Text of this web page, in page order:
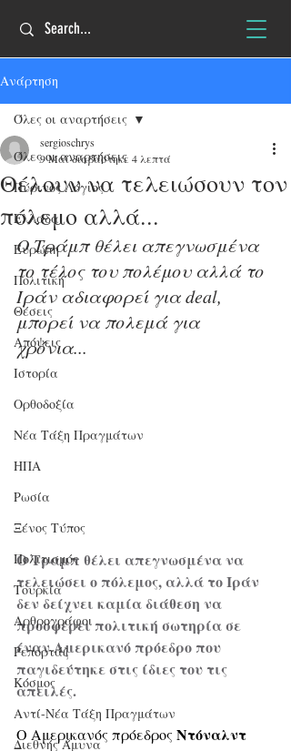
Ανάρτηση
Όλες οι αναρτήσεις
Πύρινος Λόγιος
Ελλάδα
Ευρώπη
Πολιτική
Θέσεις
Απόψεις
Ιστορία
Ορθοδοξία
Νέα Τάξη Πραγμάτων
ΗΠΑ
Ρωσία
Ξένος Τύπος
Πολιτισμός
Τουρκία
Αρθρογράφοι
Ρεπορτάζ
Κόσμος
Αντί-Νέα Τάξη Πραγμάτων
Διεθνής Άμυνα
Όλες οι αναρτήσεις
Θέλουν να τελειώσουν τον
πόλεμο αλλά...
sergioschrys
9 Μαΐδιαβάστηκε 4 λεπτά
Ο Tράμπ θέλει απεγνωσμένα
το τέλος του πολέμου αλλά το
Ιράν αδιαφορεί για deal,
μπορεί να πολεμά για
χρόνια...
Ο Τραμπ θέλει απεγνωσμένα να
τελειώσει ο πόλεμος, αλλά το Ιράν
δεν δείχνει καμία διάθεση να
προσφέρει πολιτική σωτηρία σε
έναν Αμερικανό πρόεδρο που
παγιδεύτηκε στις ίδιες του τις
απειλές.
Ο Αμερικανός πρόεδρος Ντόναλντ